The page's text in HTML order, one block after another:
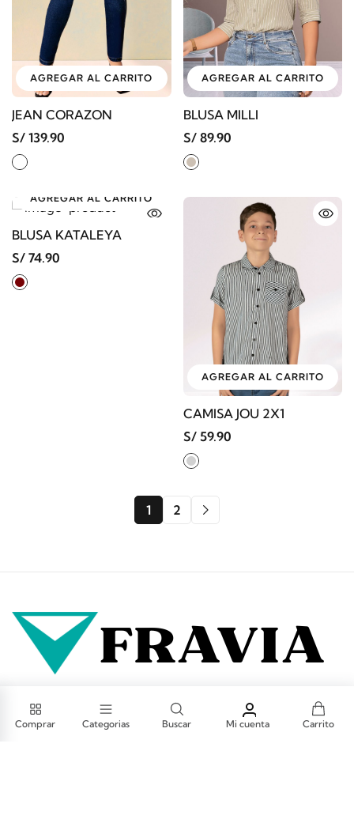
AGREGAR AL CARRITO
JEAN CORAZON
S/ 139.90
AGREGAR AL CARRITO
BLUSA MILLI
S/ 89.90
AGREGAR AL CARRITO
BLUSA KATALEYA
S/ 74.90
AGREGAR AL CARRITO
CAMISA JOU 2X1
S/ 59.90
1 2
DOMINGO (ETAPA 14) LIMA - LIMA - CARABAYLLO
Ventas@fravia.com.pe
Comprar Categorias Buscar Mi cuenta Carrito